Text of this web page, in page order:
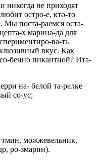
никогда не приходят
остро-е, кто-то
Мы поста-раемся оста-
х марина-да для
ва-ть
вкус. Как
бенно пикантной? Ита-
со-ус;
тмин, можжевельник,
ро-змарин).